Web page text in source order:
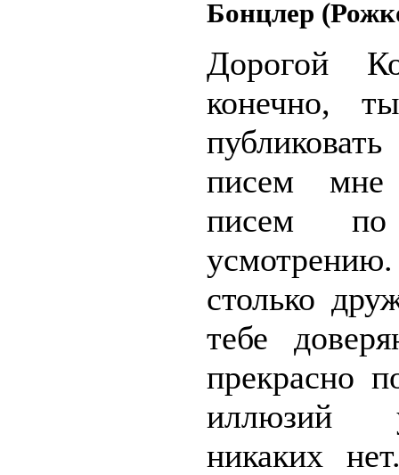
Бонцлер
Дорогой
конечно,
писем
писем по
столько
тебе
прекрасно
никаких